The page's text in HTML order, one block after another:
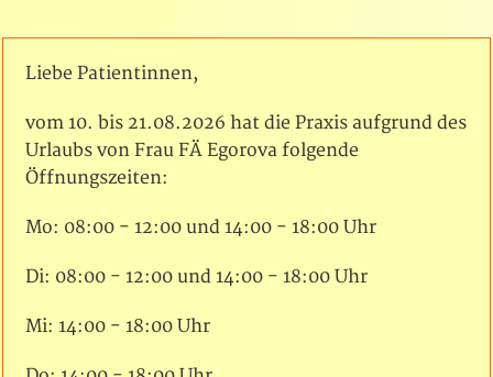
Liebe Patientinnen,
vom 10. bis 21.08.2026 hat die Praxis aufgrund des
Urlaubs von Frau FÄ Egorova folgende
Öffnungszeiten:
Mo: 08:00 - 12:00 und 14:00 - 18:00 Uhr
Di: 08:00 - 12:00 und 14:00 - 18:00 Uhr
Mi: 14:00 - 18:00 Uhr